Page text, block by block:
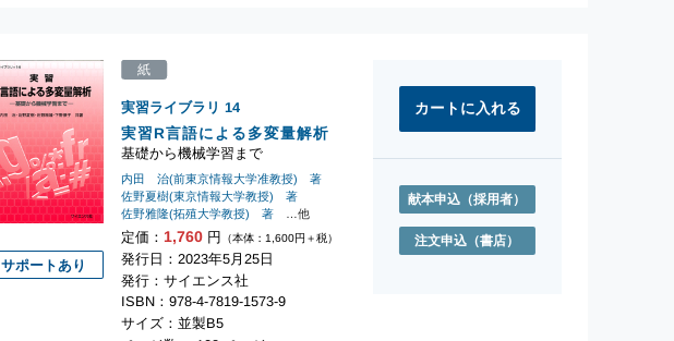
実習R言語による多変量解析
基礎から機械学習まで
実習ライブラリ 14
内田 治(前東京情報大学准教授) 著
佐野夏樹(東京情報大学教授) 著
佐野雅隆(拓殖大学教授) 著 …他
定価： 1,760円 （本体：1,600円＋税）
紙
発行日：2023年5月25日
発行：サイエンス社
ISBN：978-4-7819-1573-9
サイズ：並製B5
サポートあり
献本申込 （採用者）
注文申込 （書店）